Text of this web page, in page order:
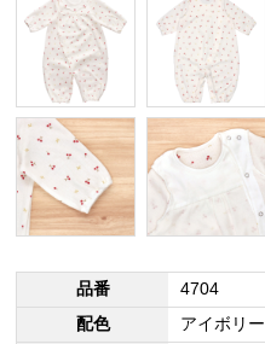
品番
4704
配色
アイボリー